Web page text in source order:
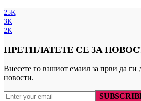
25K
3K
2K
ПРЕТПЛАТЕТЕ СЕ ЗА
Внесете го вашиот емаил за први да ги
новости.